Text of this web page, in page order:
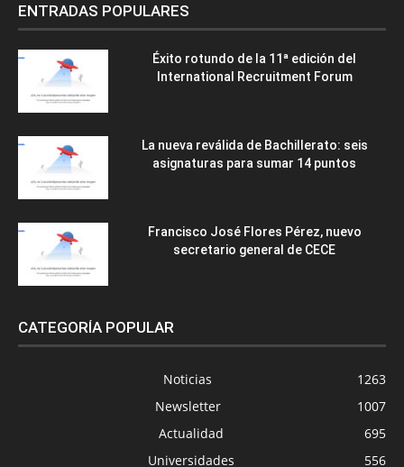
ENTRADAS POPULARES
Éxito rotundo de la 11ª edición del
International Recruitment Forum
La nueva reválida de Bachillerato: seis
asignaturas para sumar 14 puntos
Francisco José Flores Pérez, nuevo
secretario general de CECE
CATEGORÍA POPULAR
Noticias
1263
Newsletter
1007
Actualidad
695
Universidades
556